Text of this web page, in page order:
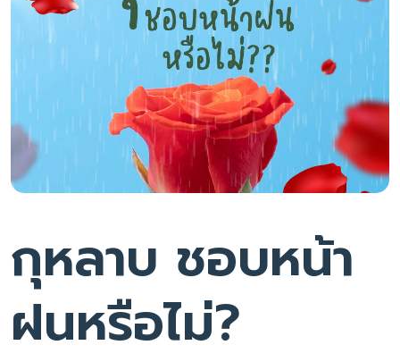
กุหลาบ ชอบหน้า
ฝนหรือไม่?